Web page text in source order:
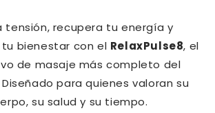
tensión, recupera tu energía y
bienestar con el RelaxPulse8, el
de masaje más completo del
para quienes valoran su
su salud y su tiempo.